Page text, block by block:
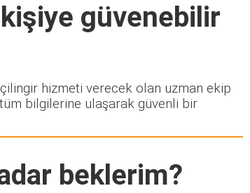
güvenebilir
hizmeti verecek olan uzman ekip
bilgilerine ulaşarak güvenli bir
beklerim?